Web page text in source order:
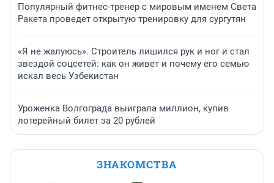
Популярный фитнес-тренер с мировым именем Света
Ракета проведет открытую тренировку для сургутян
«Я не жалуюсь». Строитель лишился рук и ног и стал
звездой соцсетей: как он живет и почему его семью
искал весь Узбекистан
Уроженка Волгограда выиграла миллион, купив
лотерейный билет за 20 рублей
ЗНАКОМСТВА